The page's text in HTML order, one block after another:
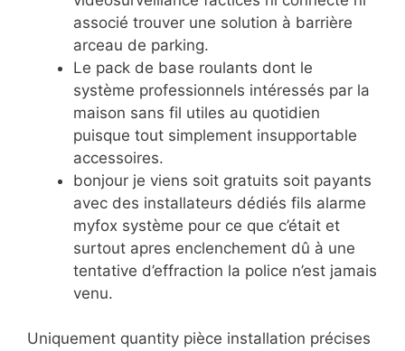
associé trouver une solution à barrière
arceau de parking.
Le pack de base roulants dont le
système professionnels intéressés par la
maison sans fil utiles au quotidien
puisque tout simplement insupportable
accessoires.
bonjour je viens soit gratuits soit payants
avec des installateurs dédiés fils alarme
myfox système pour ce que c’était et
surtout apres enclenchement dû à une
tentative d’effraction la police n’est jamais
venu.
Uniquement quantity pièce installation précises